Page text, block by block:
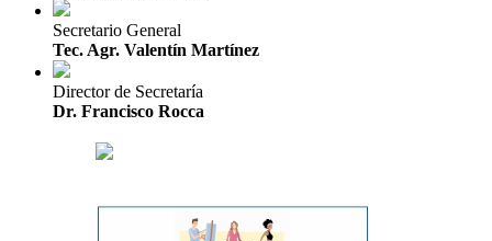
Secretario General
Tec. Agr. Valentín Martínez
Director de Secretaría
Dr. Francisco Rocca